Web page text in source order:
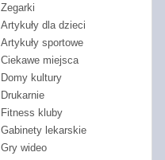
Zegarki
Artykuły dla dzieci
Artykuły sportowe
Ciekawe miejsca
Domy kultury
Drukarnie
Fitness kluby
Gabinety lekarskie
Gry wideo